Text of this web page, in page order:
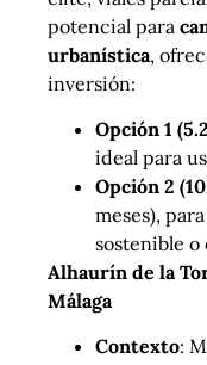
potencial para
urbanística,
inversión:
Opción 1
ideal para
Opción 2
meses),
sostenible
Alhaurín de la
Málaga
Contexto: